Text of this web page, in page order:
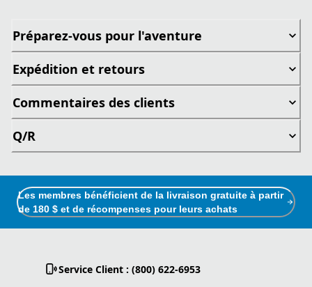
Préparez-vous pour l'aventure
Expédition et retours
Commentaires des clients
Q/R
Les membres bénéficient de la livraison gratuite à partir
de 180 $ et de récompenses pour leurs achats
Service Client : (800) 622-6953